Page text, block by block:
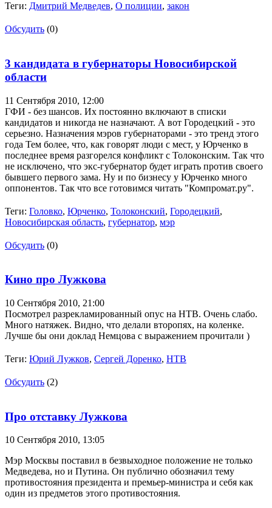
Теги: Дмитрий Медведев, О полиции, закон
Обсудить (0)
3 кандидата в губернаторы Новосибирской
области
11 Сентября 2010, 12:00
ГФИ - без шансов. Их постоянно включают в списки
кандидатов и никогда не назначают. А вот Городецкий - это
серьезно. Назначения мэров губернаторами - это тренд этого
года Тем более, что, как говорят люди с мест, у Юрченко в
последнее время разгорелся конфликт с Толоконским. Так что
не исключено, что экс-губернатор будет играть против своего
бывшего первого зама. Ну и по бизнесу у Юрченко много
оппонентов. Так что все готовимся читать "Компромат.ру".
Теги: Головко, Юрченко, Толоконский, Городецкий,
Новосибирская область, губернатор, мэр
Обсудить (0)
Кино про Лужкова
10 Сентября 2010, 21:00
Посмотрел разрекламированный опус на НТВ. Очень слабо.
Много натяжек. Видно, что делали второпях, на коленке.
Лучше бы они доклад Немцова с выражением прочитали )
Теги: Юрий Лужков, Сергей Доренко, НТВ
Обсудить (2)
Про отставку Лужкова
10 Сентября 2010, 13:05
Мэр Москвы поставил в безвыходное положение не только
Медведева, но и Путина. Он публично обозначил тему
противостояния президента и премьер-министра и себя как
один из предметов этого противостояния.